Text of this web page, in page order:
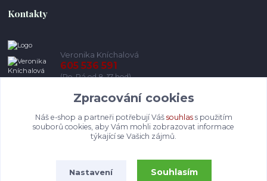
Kontakty
Veronika Kníchalová
605 536 591
(Po-Pá od 8-17 hod)
info@pohodlneboty.cz
Zpracování cookies
Náš e-shop a partneři potřebují Váš souhlass použitím
souborů cookies, aby Vám mohli zobrazovat informace
týkající se Vašich zájmů.
Nastavení Souhlasím